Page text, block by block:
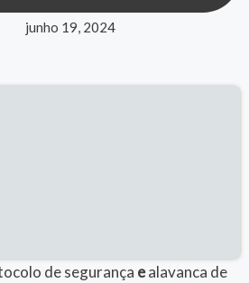
junho 19, 2024
de segurança ealavanca de